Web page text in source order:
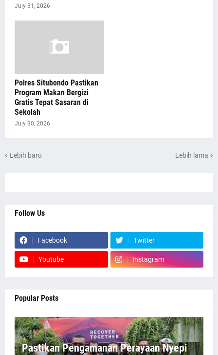
July 31, 2026
Polres Situbondo Pastikan
Program Makan Bergizi
Gratis Tepat Sasaran di
Sekolah
July 30, 2026
Lebih baru Lebih lama
Follow Us
Facebook Twitter
Youtube Instagram
Popular Posts
Pastikan Pengamanan Perayaan Nyepi